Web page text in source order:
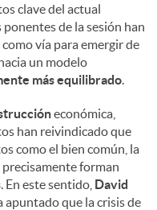
clave del actual
de la sesión han
como vía para emergir de
un modelo
más equilibrado.
económica,
han reivindicado que
como el bien común, la
forman
. En este sentido, David
apuntado que la crisis de